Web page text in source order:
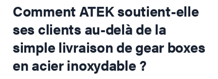
Comment ATEK soutient-elle
ses clients au-delà de la
simple livraison de gear boxes
en acier inoxydable ?